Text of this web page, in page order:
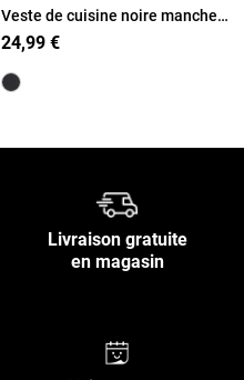
Veste de cuisine noire manches
longues
24,99 €
Livraison gratuite
en magasin